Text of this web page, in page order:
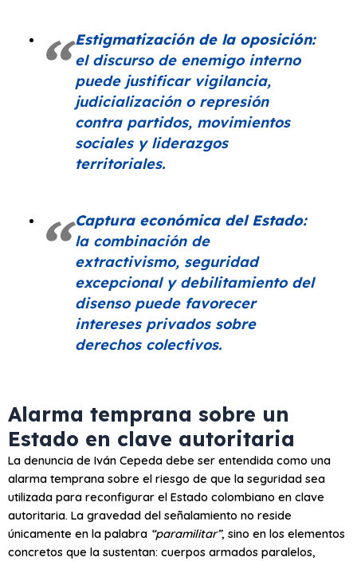
Estigmatización de la oposición:
el discurso de enemigo interno
puede justificar vigilancia,
judicialización o represión
contra partidos, movimientos
sociales y liderazgos
territoriales.
Captura económica del Estado:
la combinación de
extractivismo, seguridad
excepcional y debilitamiento del
disenso puede favorecer
intereses privados sobre
derechos colectivos.
Alarma temprana sobre un
Estado en clave autoritaria
La denuncia de Iván Cepeda debe ser entendida como una
alarma temprana sobre el riesgo de que la seguridad sea
utilizada para reconfigurar el Estado colombiano en clave
autoritaria. La gravedad del señalamiento no reside
únicamente en la palabra “paramilitar”, sino en los elementos
concretos que la sustentan: cuerpos armados paralelos,